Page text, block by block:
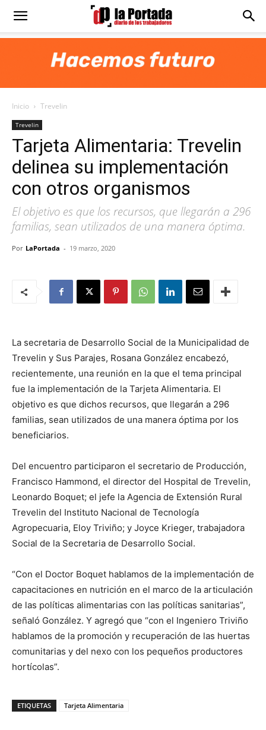
Diario
Portada
Inicio Trevelin
Trevelin
Tarjeta Alimentaria: Trevelin
delinea su implementación
con otros organismos
El objetivo es que los recursos, que llegarán a 296
familias, sean utilizados de una manera óptima.
Por LaPortada - 19 marzo, 2020
La secretaria de Desarrollo Social de la Municipalidad de
Trevelin y Sus Parajes, Rosana González encabezó,
recientemente, una reunión en la que el tema principal
fue la implementación de la Tarjeta Alimentaria. El
objetivo es que dichos recursos, que llegarán a 296
familias, sean utilizados de una manera óptima por los
beneficiarios.
Del encuentro participaron el secretario de Producción,
Francisco Hammond, el director del Hospital de Trevelin,
Leonardo Boquet; el jefe la Agencia de Extensión Rural
Trevelin del Instituto Nacional de Tecnología
Agropecuaria, Eloy Triviño; y Joyce Krieger, trabajadora
Social de la Secretaria de Desarrollo Social.
“Con el Doctor Boquet hablamos de la implementación de
capacitaciones en nutrición en el marco de la articulación
de las políticas alimentarias con las políticas sanitarias”,
señaló González. Y agregó que “con el Ingeniero Triviño
hablamos de la promoción y recuperación de las huertas
comunitarias y del nexo con los pequeños productores
hortícolas”.
ETIQUETAS Tarjeta Alimentaria